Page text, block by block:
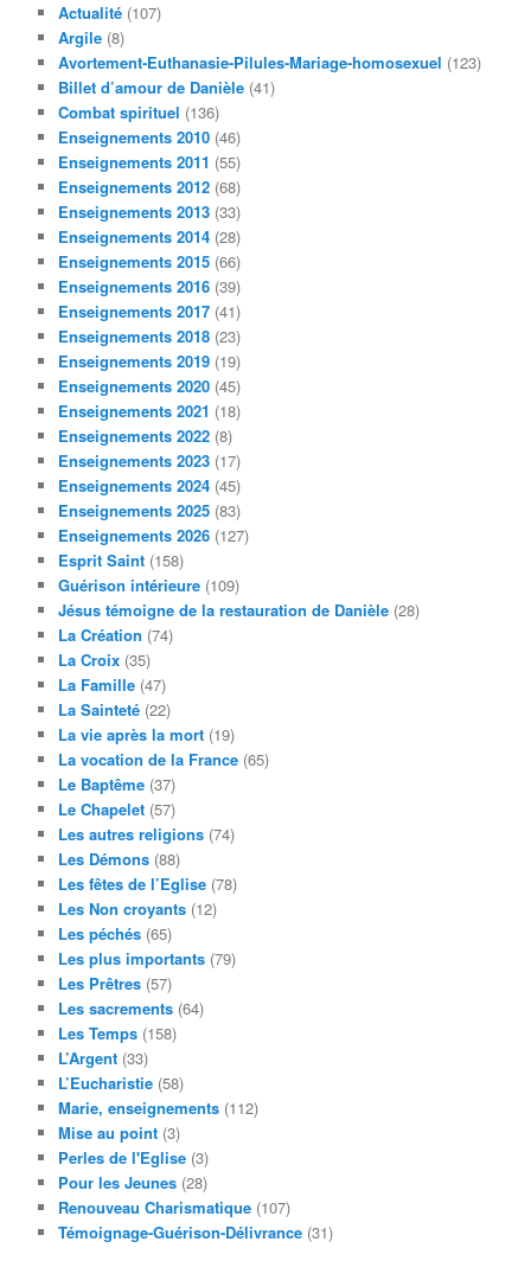
c
h
e
Actualité (107)
Argile (8)
Avortement-Euthanasie-Pilules-Mariage-homosexuel (123)
Billet d’amour de Danièle (41)
Combat spirituel (136)
Enseignements 2010 (46)
Enseignements 2011 (55)
Enseignements 2012 (68)
Enseignements 2013 (33)
Enseignements 2014 (28)
Enseignements 2015 (66)
Enseignements 2016 (39)
Enseignements 2017 (41)
Enseignements 2018 (23)
Enseignements 2019 (19)
Enseignements 2020 (45)
Enseignements 2021 (18)
Enseignements 2022 (8)
Enseignements 2023 (17)
Enseignements 2024 (45)
Enseignements 2025 (83)
Enseignements 2026 (127)
Esprit Saint (158)
Guérison intérieure (109)
Jésus témoigne de la restauration de Danièle (28)
La Création (74)
La Croix (35)
La Famille (47)
La Sainteté (22)
La vie après la mort (19)
La vocation de la France (65)
Le Baptême (37)
Le Chapelet (57)
Les autres religions (74)
Les Démons (88)
Les fêtes de l’Eglise (78)
Les Non croyants (12)
Les péchés (65)
Les plus importants (79)
Les Prêtres (57)
Les sacrements (64)
Les Temps (158)
L’Argent (33)
L’Eucharistie (58)
Marie, enseignements (112)
Mise au point (3)
Perles de l'Eglise (3)
Pour les Jeunes (28)
Renouveau Charismatique (107)
Témoignage-Guérison-Délivrance (31)